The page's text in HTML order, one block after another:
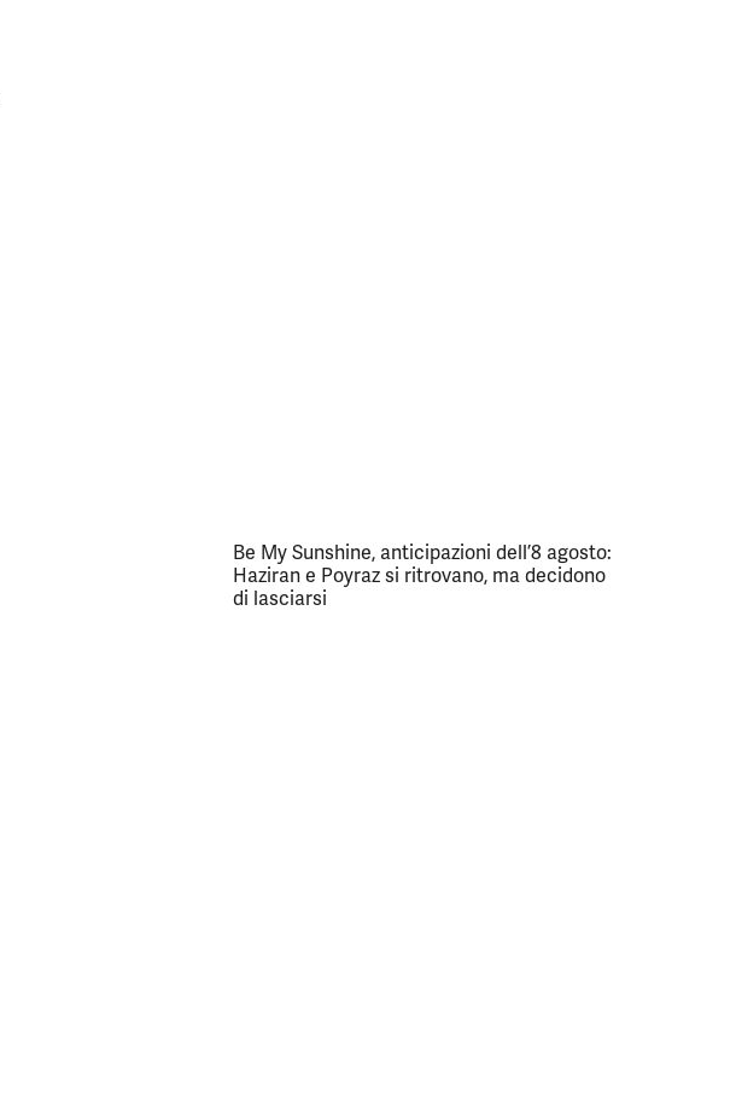
Be My Sunshine, anticipazioni dell’8 agosto:
Haziran e Poyraz si ritrovano, ma decidono
di lasciarsi